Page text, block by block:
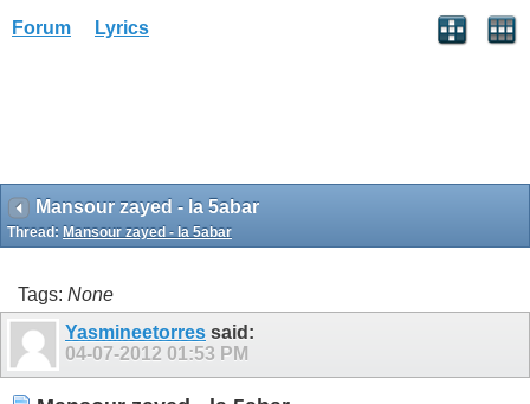
Forum Lyrics
Mansour zayed - la 5abar
Thread: Mansour zayed - la 5abar
Tags: None
Yasmineetorres said:
04-07-2012 01:53 PM